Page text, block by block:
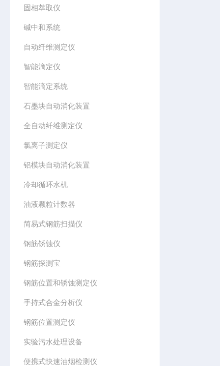
固相萃取仪
碱中和系统
自动纤维测定仪
智能滴定仪
智能滴定系统
石墨块自动消化装置
全自动纤维测定仪
氯离子测定仪
铝模块自动消化装置
冷却循环水机
油液颗粒计数器
简易式钢筋扫描仪
钢筋锈蚀仪
钢筋探测宝
钢筋位置和锈蚀测定仪
手持式合金分析仪
钢筋位置测定仪
实验污水处理设备
便携式快速油烟检测仪